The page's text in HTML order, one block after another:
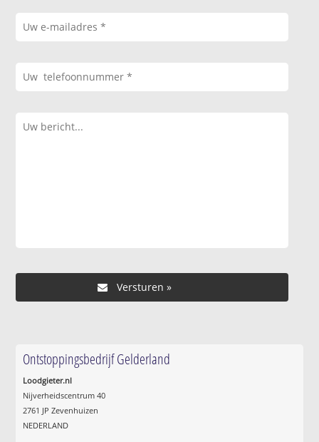
Ontstoppingsbedrijf Gelderland
Loodgieter.nl
Nijverheidscentrum 40
2761 JP Zevenhuizen
NEDERLAND